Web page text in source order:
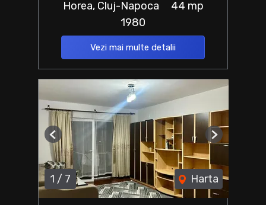
Horea, Cluj-Napoca
44 mp
1980
Vezi mai multe detalii
1 / 7 Harta
Previous Next